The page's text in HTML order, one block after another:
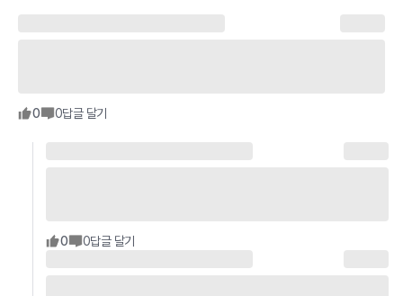
0 0답글 달기
0 0답글 달기